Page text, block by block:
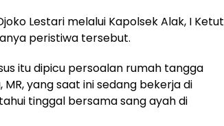
Lestari melalui Kapolsek Alak, I Ketut
peristiwa tersebut.
itu dipicu persoalan rumah tangga
yang saat ini sedang bekerja di
tinggal bersama sang ayah di